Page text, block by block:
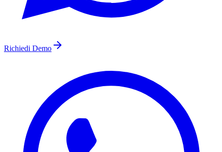
Richiedi Demo